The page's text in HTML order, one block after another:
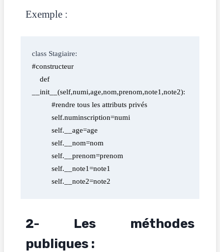
Exemple :
class Stagiaire:
#constructeur
__init__(self,numi,age,nom,prenom,note1,note2):
          #rendre tous les attributs privés
          self.numinscription=numi
          self.__age=age
          self.__nom=nom
          self.__prenom=prenom
          self.__note1=note1
          self.__note2=note2
2- Les méthodes
publiques :